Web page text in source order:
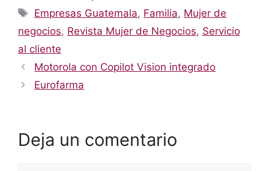
Etiquetas
Empresas Guatemala, Familia, Mujer de
negocios, Revista Mujer de Negocios, Servicio
al cliente
Motorola con Copilot Vision integrado
Eurofarma
Deja un comentario